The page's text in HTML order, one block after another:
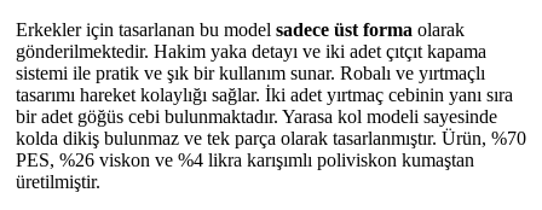
Erkekler için tasarlanan bu model sadece üst forma olarak
gönderilmektedir. Hakim yaka detayı ve iki adet çıtçıt kapama
sistemi ile pratik ve şık bir kullanım sunar. Robalı ve yırtmaçlı
tasarımı hareket kolaylığı sağlar. İki adet yırtmaç cebinin yanı sıra
bir adet göğüs cebi bulunmaktadır. Yarasa kol modeli sayesinde
kolda dikiş bulunmaz ve tek parça olarak tasarlanmıştır. Ürün, %70
PES, %26 viskon ve %4 likra karışımlı poliviskon kumaştan
üretilmiştir.